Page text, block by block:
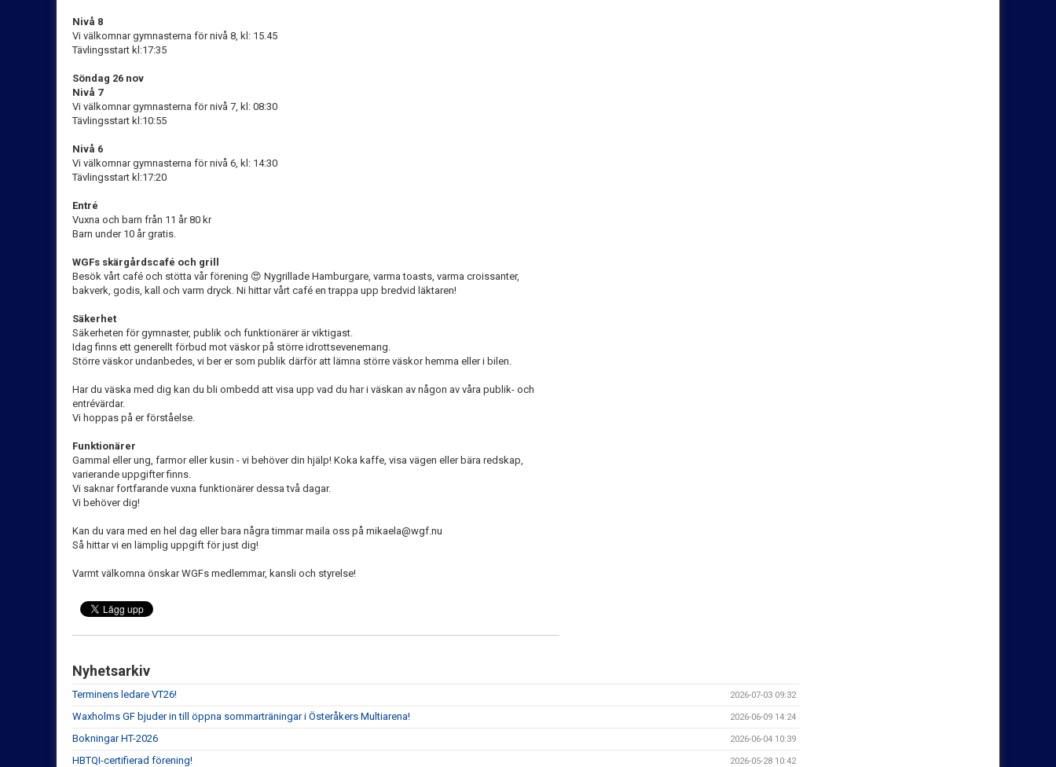
Nivå 8
Vi välkomnar gymnasterna för nivå 8, kl: 15.45
Tävlingsstart kl:17:35
Söndag 26 nov
Nivå 7
Vi välkomnar gymnasterna för nivå 7, kl: 08:30
Tävlingsstart kl:10:55
Nivå 6
Vi välkomnar gymnasterna för nivå 6, kl: 14:30
Tävlingsstart kl:17:20
Entré
Vuxna och barn från 11 år 80 kr
Barn under 10 år gratis.
WGFs skärgårdscafé och grill
Besök vårt café och stötta vår förening 😍 Nygrillade Hamburgare, varma toasts, varma croissanter,
bakverk, godis, kall och varm dryck. Ni hittar vårt café en trappa upp bredvid läktaren!
Säkerhet
Säkerheten för gymnaster, publik och funktionärer är viktigast.
Idag finns ett generellt förbud mot väskor på större idrottsevenemang.
Större väskor undanbedes, vi ber er som publik därför att lämna större väskor hemma eller i bilen.
Har du väska med dig kan du bli ombedd att visa upp vad du har i väskan av någon av våra publik- och
entrévärdar.
Vi hoppas på er förståelse.
Funktionärer
Gammal eller ung, farmor eller kusin - vi behöver din hjälp! Koka kaffe, visa vägen eller bära redskap,
varierande uppgifter finns.
Vi saknar fortfarande vuxna funktionärer dessa två dagar.
Vi behöver dig!
Kan du vara med en hel dag eller bara några timmar maila oss på mikaela@wgf.nu
Så hittar vi en lämplig uppgift för just dig!
Varmt välkomna önskar WGFs medlemmar, kansli och styrelse!
Nyhetsarkiv
Terminens ledare VT26! 2026-07-03 09:32
Waxholms GF bjuder in till öppna sommarträningar i Österåkers Multiarena! 2026-06-09 14:24
Bokningar HT-2026 2026-06-04 10:39
HBTQI-certifierad förening! 2026-05-28 10:42